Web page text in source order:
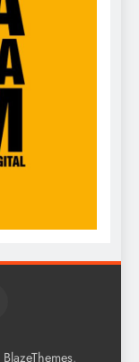
BlazeThemes.